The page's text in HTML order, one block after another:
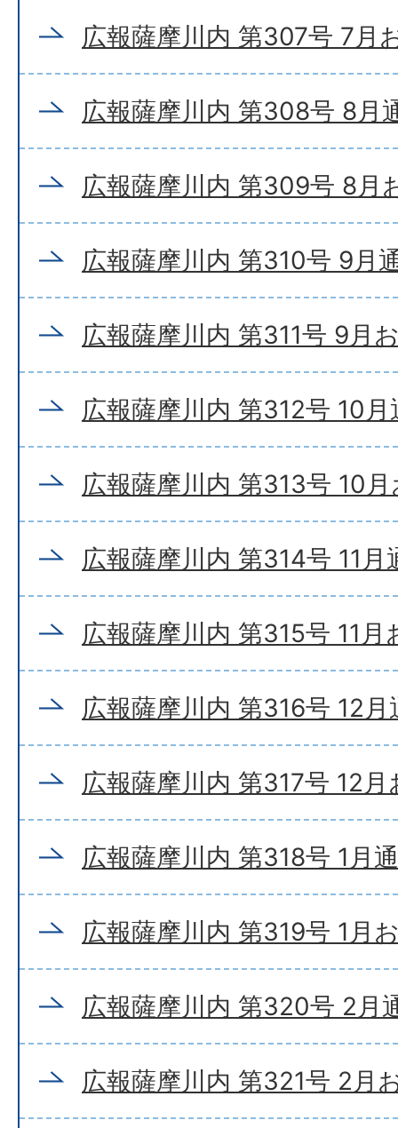
広報薩摩川内 第307号 7月
広報薩摩川内 第308号 8月
広報薩摩川内 第309号 8月
広報薩摩川内 第310号 9月
広報薩摩川内 第311号 9月
広報薩摩川内 第312号 10月
広報薩摩川内 第313号 10
広報薩摩川内 第314号 11月
広報薩摩川内 第315号 11月
広報薩摩川内 第316号 12月
広報薩摩川内 第317号 12
広報薩摩川内 第318号 1月
広報薩摩川内 第319号 1月
広報薩摩川内 第320号 2月
広報薩摩川内 第321号 2月